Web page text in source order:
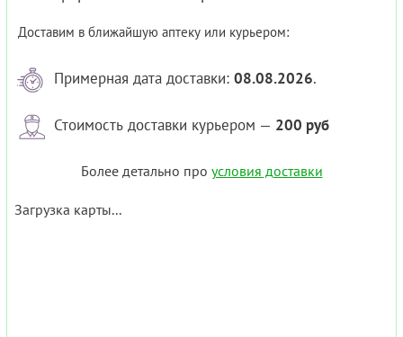
Доставим в ближайшую аптеку или курьером:
Примерная дата доставки: 08.08.2026.
Стоимость доставки курьером — 200 руб
Более детально про условия доставки
Загрузка карты...